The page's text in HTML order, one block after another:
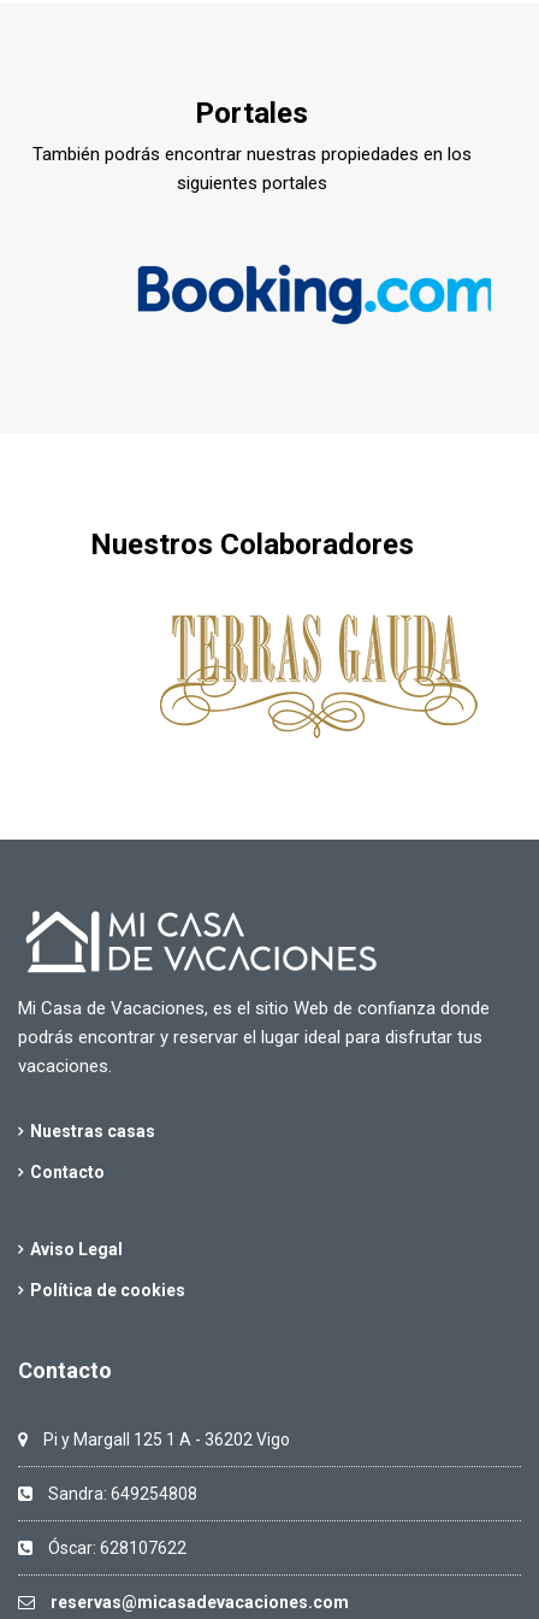
Portales
También podrás encontrar nuestras propiedades en los
siguientes portales
Nuestros Colaboradores
Mi Casa de Vacaciones, es el sitio Web de confianza donde
podrás encontrar y reservar el lugar ideal para disfrutar tus
vacaciones.
Nuestras casas
Contacto
Aviso Legal
Política de cookies
Contacto
Pi y Margall 125 1 A - 36202 Vigo
Sandra: 649254808
Óscar: 628107622
reservas@micasadevacaciones.com